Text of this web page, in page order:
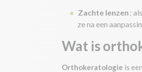
Zachte lenzen :
ze na een
Wat is
Orthokeratologie is